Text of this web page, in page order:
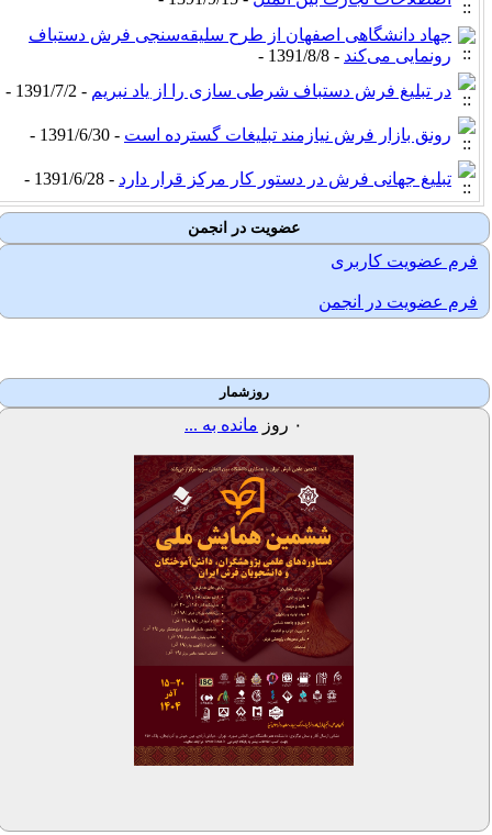
جهاد دانشگاهی اصفهان از طرح سلیقه‌سنجی فرش دستباف
رونمایی می‌کند- 1391/8/8 -
در تبلیغ فرش دستباف شرطی سازی را از یاد نبریم- 1391/7/2 -
رونق بازار فرش نیازمند تبلیغات گسترده است- 1391/6/30 -
تبلیغ جهانی فرش در دستور کار مرکز قرار دارد - 1391/6/28 -
عضویت در انجمن
فرم عضویت کاربری
فرم عضویت در انجمن
روزشمار
روزمانده به ...